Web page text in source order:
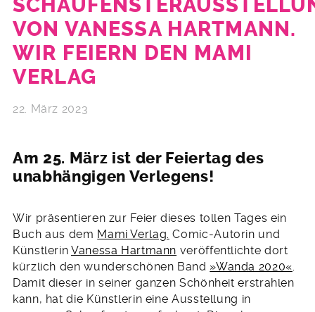
VON VANESSA HARTMANN.
WIR FEIERN DEN MAMI
VERLAG
22. März 2023
Am 25. März ist der Feiertag des
unabhängigen Verlegens!
Wir präsentieren zur Feier dieses tollen Tages ein
Buch aus dem Mami Verlag. Comic-Autorin und
Künstlerin Vanessa Hartmann veröffentlichte dort
kürzlich den wunderschönen Band »Wanda 2020«
Damit dieser in seiner ganzen Schönheit erstrahlen
kann, hat die Künstlerin eine Ausstellung in